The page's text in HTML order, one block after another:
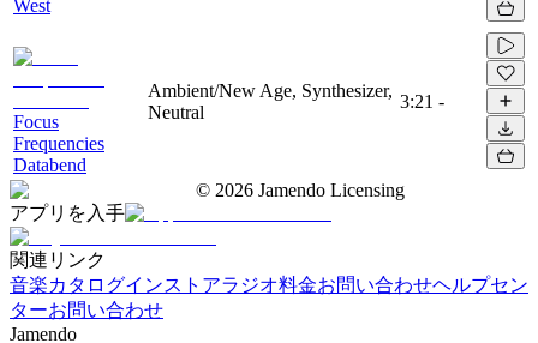
West
Focus
Frequencies
Databend
Ambient/New Age, Synthesizer,
Neutral
3:21 -
© 2026 Jamendo Licensing
アプリを入手
関連リンク
音楽カタログインストアラジオ料金お問い合わせヘルプセン
ターお問い合わせ
Jamendo